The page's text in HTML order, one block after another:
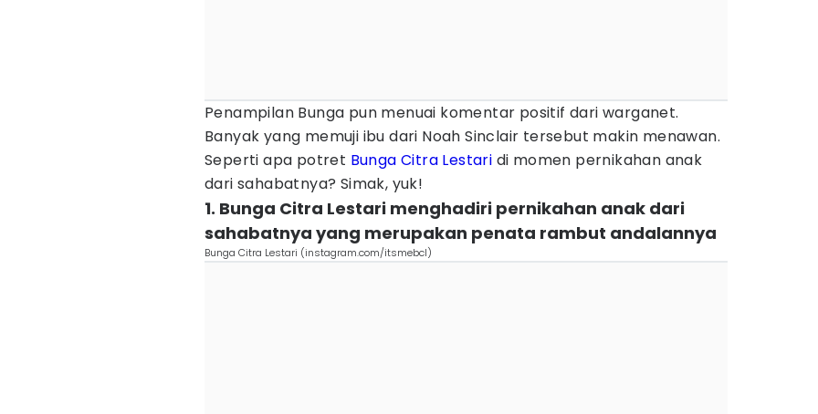
Penampilan Bunga pun menuai komentar positif dari warganet.
Banyak yang memuji ibu dari Noah Sinclair tersebut makin menawan.
Seperti apa potret Bunga Citra Lestari di momen pernikahan anak
dari sahabatnya? Simak, yuk!
1. Bunga Citra Lestari menghadiri pernikahan anak dari
sahabatnya yang merupakan penata rambut andalannya
Bunga Citra Lestari (instagram.com/itsmebcl)